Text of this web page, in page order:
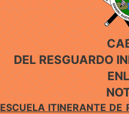
DEL RESGUARDO
ESCUELA ITINERANTE DE